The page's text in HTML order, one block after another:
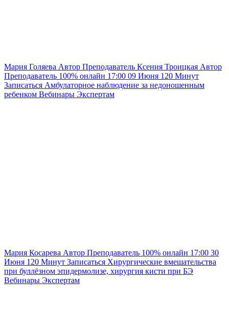
Мария Голяева Автор Преподаватель Ксения Троицкая Автор
Преподаватель 100% онлайн 17:00 09 Июня 120 Минут
Записаться Амбулаторное наблюдение за недоношенным
ребенком Вебинары Экспертам
Мария Косарева Автор Преподаватель 100% онлайн 17:00 30
Июня 120 Минут Записаться Хирургические вмешательства
при буллёзном эпидермолизе, хирургия кисти при БЭ
Вебинары Экспертам